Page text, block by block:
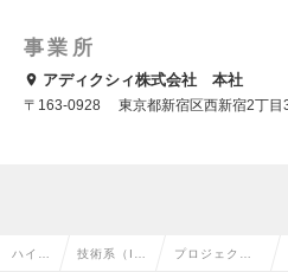
事業所
アディクシィ株式会社 本社
〒163-0928 東京都新宿区西新宿2丁目
ハイク 技術系（I プロジェクト